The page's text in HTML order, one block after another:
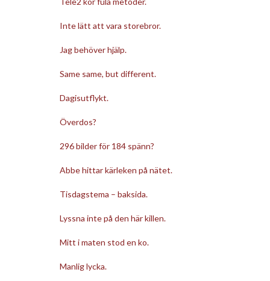
Inte lätt att vara storebror.
Jag behöver hjälp.
Same same, but different.
Dagisutflykt.
Överdos?
296 bilder för 184 spänn?
Abbe hittar kärleken på nätet.
Tisdagstema – baksida.
Lyssna inte på den här killen.
Mitt i maten stod en ko.
Manlig lycka.